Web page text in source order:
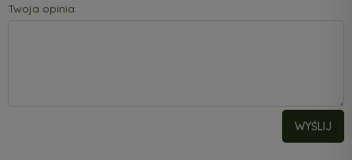
Twoja opinia:
WYŚLIJ